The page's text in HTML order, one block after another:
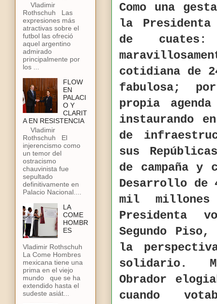
Como una
la Presidenta
de
cotidiana de
fabulosa;
propia
instaurando
de
sus
de campaña y
Desarrollo de
mil
Presidenta
Segundo
la
solidario.
Obrador
cuando
Vladimir
Rothschuh Las
expresiones más
atractivas sobre el
futbol las ofreció
aquel argentino
admirado
principalmente por
los ...
FLOW
EN
PALACI
O Y
CLARIT
A EN RESISTENCIA
Vladimir
Rothschuh El
injerencismo como
un temor del
ostracismo
chauvinista fue
sepultado
definitivamente en
Palacio Nacional....
LA
COME
HOMBR
ES
Vladimir Rothschuh
La Come Hombres
mexicana tiene una
prima en el viejo
mundo que se ha
extendido hasta el
sudeste asiát...